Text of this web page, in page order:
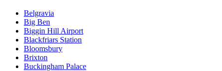
Belgravia
Big Ben
Biggin Hill Airport
Blackfriars Station
Bloomsbury
Brixton
Buckingham Palace